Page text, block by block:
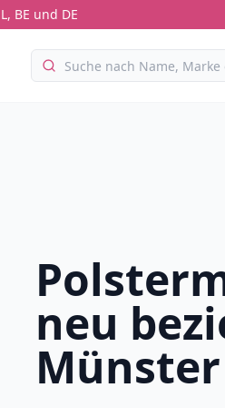
BE und DE
neu
Münster